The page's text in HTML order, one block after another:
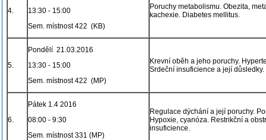
4.
13:30 - 15:00
Sem. místnost 422 (KB)
Poruchy metabolismu. Obezita,
kachexie. Diabetes mellitus.
5.
Pondělí 21.03.2016
13:30 - 15:00
Sem. místnost 422 (MP)
Krevní oběh a jeho poruchy.
Srdeční insuficience a její důsledky.
6.
Pátek 1.4 2016
08:00 - 9:30
Sem. místnost 331 (MP)
Regulace dýchání a její poruchy.
Hypoxie, cyanóza. Restrikční a
insuficience.